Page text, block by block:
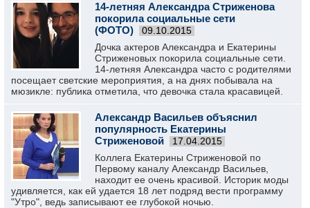
14-летняя Александра Стриженова
покорила социальные сети
(ФОТО)
09.10.2015
Дочка актеров Александра и Екатерины
Стриженовых покорила социальные сети.
14-летняя Александра часто с родителями
посещает светские мероприятия, а на днях побывала на
мюзикле: публика отметила, что девочка стала красавицей.
Александр Васильев объяснил
популярность Екатерины
Стриженовой
17.04.2015
Коллега Екатерины Стриженовой по
Первому каналу Александр Васильев,
находит ее очень красивой. Историк моды
удивляется, как ей удается 18 лет подряд вести программу
"Утро", ведь записывают ее глубокой ночью.